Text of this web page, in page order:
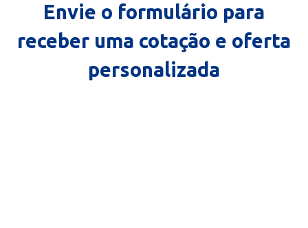
Envie o formulário para
receber uma cotação e oferta
personalizada